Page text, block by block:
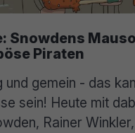
Snowdens
Piraten
und gemein - das
sein! Heute mit
Rainer